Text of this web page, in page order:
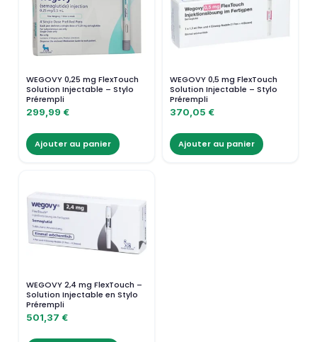
WEGOVY 0,25 mg FlexTouch
Solution Injectable – Stylo
Prérempli
299,99 €
Ajouter au panier
WEGOVY 0,5 mg FlexTouch
Solution Injectable – Stylo
Prérempli
370,05 €
Ajouter au panier
WEGOVY 2,4 mg FlexTouch –
Solution Injectable en Stylo
Prérempli
501,37 €